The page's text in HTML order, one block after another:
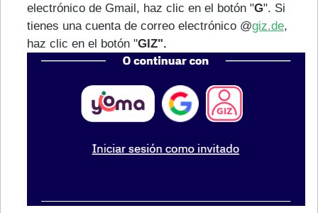
electrónico de Gmail, haz clic en el botón "G". Si
tienes una cuenta de correo electrónico @giz.de,
haz clic en el botón "GIZ".